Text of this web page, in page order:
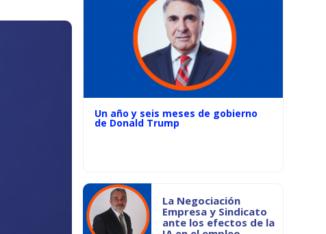
Un año y seis meses de gobierno
de Donald Trump
La Negociación
Empresa y Sindicato
ante los efectos de la